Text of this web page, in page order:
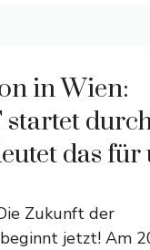
in Wien:
startet
das für
Zukunft der
jetzt! Am